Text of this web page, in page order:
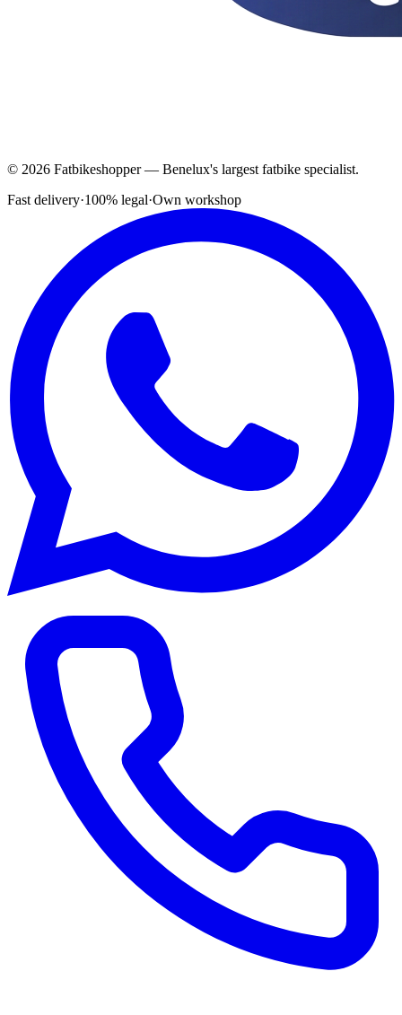
© 2026 Fatbikeshopper — Benelux's largest fatbike specialist.
Fast delivery·100% legal·Own workshop